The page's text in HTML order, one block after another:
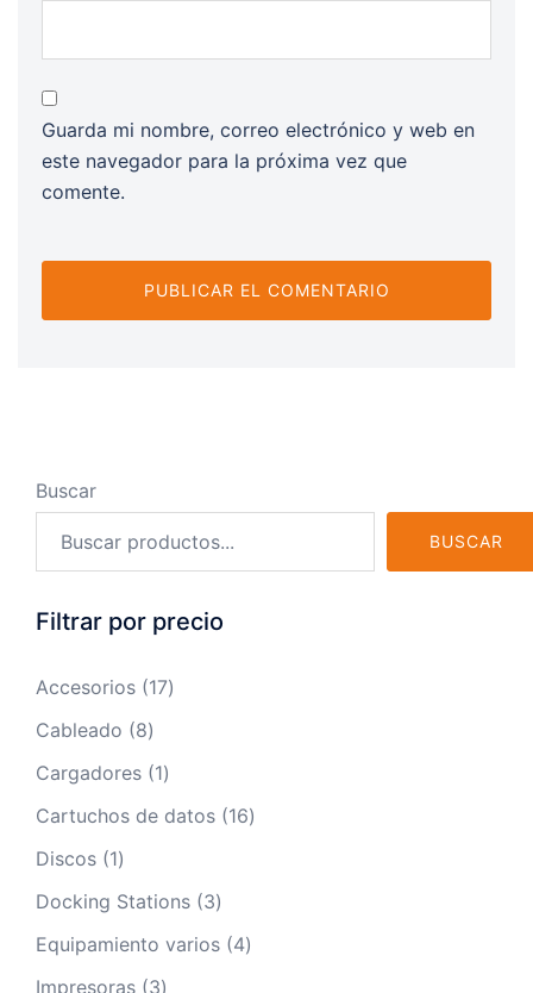
Guarda mi nombre, correo electrónico y web en
este navegador para la próxima vez que
comente.
Buscar
BUSCAR
Filtrar por precio
Accesorios 1717
Cableado 88
productos
Cargadores 11
producto
Cartuchos de datos 1616
Discos 11
producto
Docking Stations 33
productos
Equipamiento varios 44
Impresoras 33